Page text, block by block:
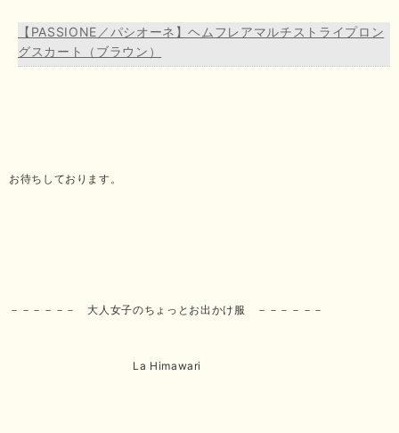
【PASSIONE／パシオーネ】ヘムフレアマルチストライプロン
グスカート（ブラウン）
お待ちしております。
－－－－－－ 大人女子のちょっとお出かけ服 －－－－－－
La Himawari